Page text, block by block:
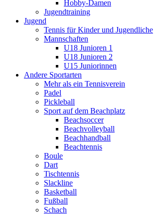
Hobby-Damen
Jugendtraining
Jugend
Tennis für Kinder und Jugendliche
Mannschaften
U18 Junioren 1
U18 Junioren 2
U15 Juniorinnen
Andere Sportarten
Mehr als ein Tennisverein
Padel
Pickleball
Sport auf dem Beachplatz
Beachsoccer
Beachvolleyball
Beachhandball
Beachtennis
Boule
Dart
Tischtennis
Slackline
Basketball
Fußball
Schach